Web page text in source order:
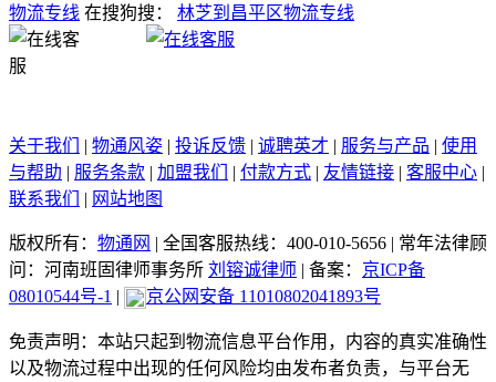
物流专线 在搜狗搜： 林芝到昌平区物流专线
关于我们 | 物通风姿 | 投诉反馈 | 诚聘英才 | 服务与产品 | 使用
与帮助 | 服务条款 | 加盟我们 | 付款方式 | 友情链接 | 客服中心 |
联系我们
| 网站地图
版权所有： 物通网 | 全国客服热线：400-010-5656 | 常年法律顾
问：河南班固律师事务所 刘镕诚律师 | 备案： 京ICP备
08010544号-1 | 京公网安备 11010802041893号
免责声明：本站只起到物流信息平台作用，内容的真实准确性
以及物流过程中出现的任何风险均由发布者负责，与平台无